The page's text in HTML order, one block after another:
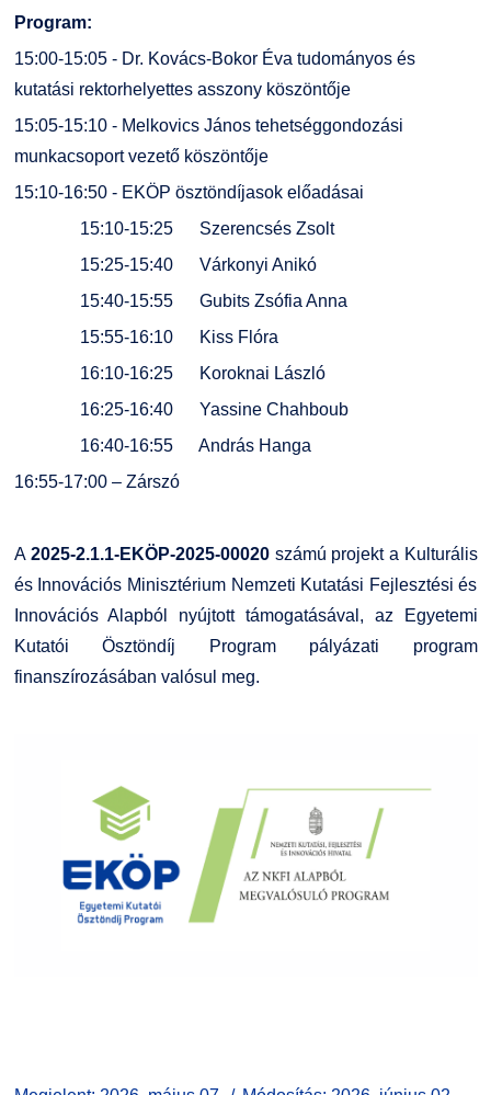
Program:
15:00-15:05 - Dr. Kovács-Bokor Éva tudományos és
kutatási rektorhelyettes asszony köszöntője
15:05-15:10 - Melkovics János tehetséggondozási
munkacsoport vezető köszöntője
15:10-16:50 - EKÖP ösztöndíjasok előadásai
15:10-15:25 Szerencsés Zsolt
15:25-15:40 Várkonyi Anikó
15:40-15:55 Gubits Zsófia Anna
15:55-16:10 Kiss Flóra
16:10-16:25 Koroknai László
16:25-16:40 Yassine Chahboub
16:40-16:55 András Hanga
16:55-17:00 – Zárszó
A2025-2.1.1-EKÖP-2025-00020 számú projekt a Kulturális
és Innovációs Minisztérium Nemzeti Kutatási Fejlesztési és
Innovációs Alapból nyújtott támogatásával, az Egyetemi
Kutatói Ösztöndíj Program pályázati program
finanszírozásában valósul meg.